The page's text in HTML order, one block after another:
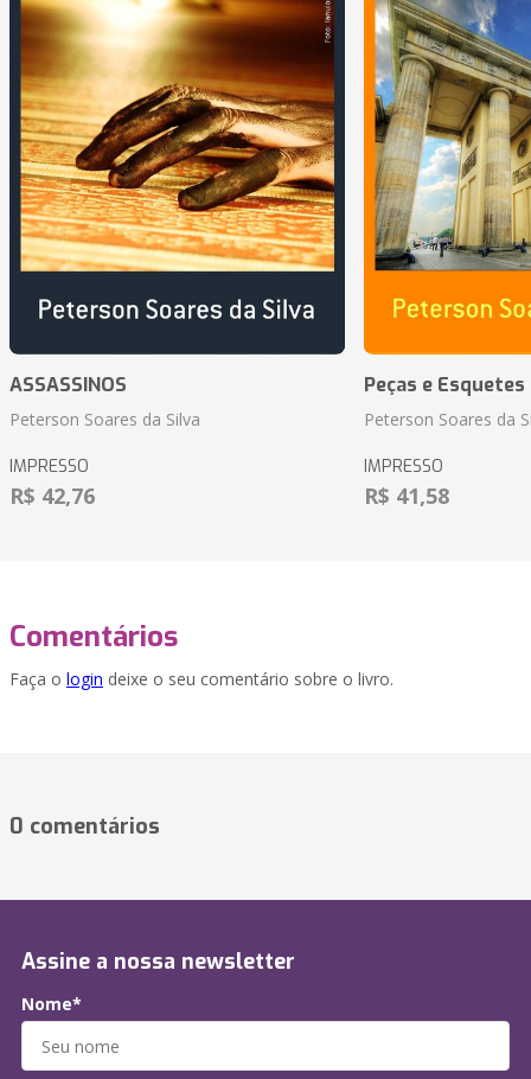
ASSASSINOS
Peterson Soares da Silva
IMPRESSO
R$ 42,76
Peças e
Peterson Soares da
IMPRESSO
R$ 41,58
Comentários
Faça o login deixe o seu comentário sobre o livro.
0 comentários
Assine a nossa newsletter
Nome*